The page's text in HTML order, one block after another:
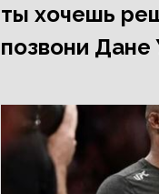
ты хочешь
позвони Дане